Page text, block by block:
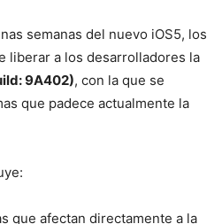
semanas del nuevo iOS5, los
liberar a los desarrolladores la
9A402), con la que se
que padece actualmente la
que afectan directamente a la